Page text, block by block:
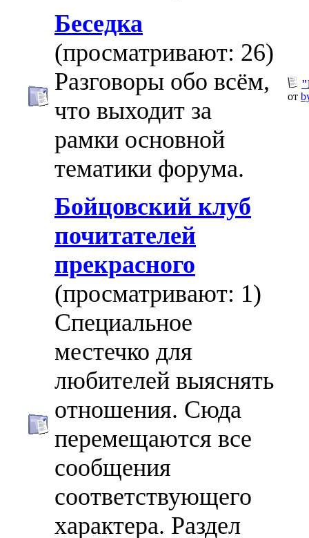
Беседка
(просматривают: 26)
Разговоры обо всём,
что выходит за
рамки основной
тематики форума.
от
Бойцовский клуб
почитателей
прекрасного
(просматривают: 1)
Специальное
местечко для
любителей выяснять
отношения. Сюда
перемещаются все
сообщения
соответствующего
характера. Раздел